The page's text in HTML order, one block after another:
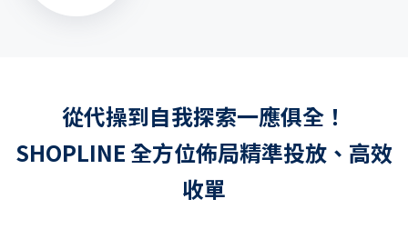
從代操到自我探索一應俱全！
SHOPLINE 全方位佈局精準投放、高效
收單